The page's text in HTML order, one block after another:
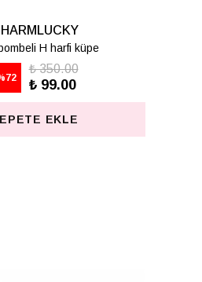
Çelik bombeli M harfi
SEPETE EKLE